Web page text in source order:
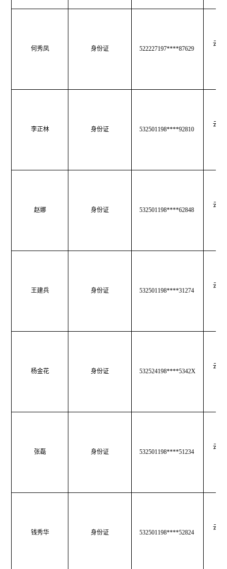
何秀凤 身份证 522227197****87629
云南
李正林 身份证 532501198****92810
云南
赵娜 身份证 532501198****62848
云南
王建兵 身份证 532501198****31274
云南
杨金花 身份证 532524198****5342X
云南
张磊 身份证 532501198****51234
云南
钱秀华 身份证 532501198****52824
云南